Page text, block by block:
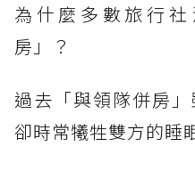
為什麼多數旅行
房」？
過去「與領隊併房
卻時常犧牲雙方的睡